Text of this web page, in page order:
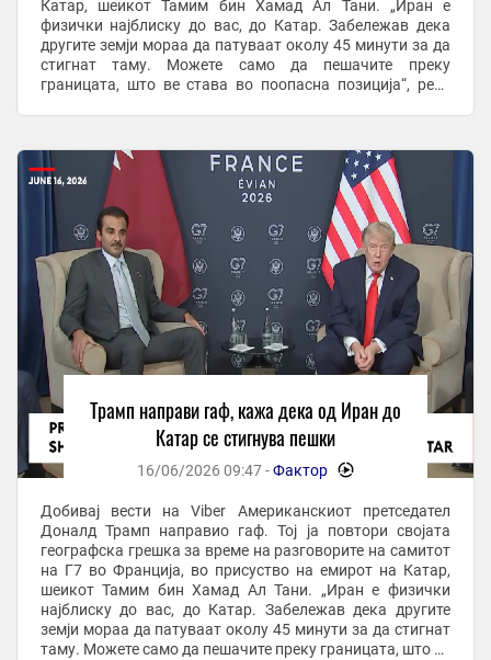
Катар, шеикот Тамим бин Хамад Ал Тани. „Иран е
физички најблиску до вас, до Катар. Забележав дека
другите земји мораа да патуваат околу 45 минути за да
стигнат таму. Можете само да пешачите преку
границата, што ве става во поопасна позиција“, рече
Трамп направи гаф, кажа дека од Иран до
Катар се стигнува пешки
16/06/2026 09:47 -Фактор -
Добивај вести на Viber Американскиот претседател
Доналд Трамп направио гаф. Тој ја повтори својата
географска грешка за време на разговорите на самитот
на Г7 во Франција, во присуство на емирот на Катар,
шеикот Тамим бин Хамад Ал Тани. „Иран е физички
најблиску до вас, до Катар. Забележав дека другите
земји мораа да патуваат околу 45 минути за да стигнат
таму. Можете само да пешачите преку границата, што ве